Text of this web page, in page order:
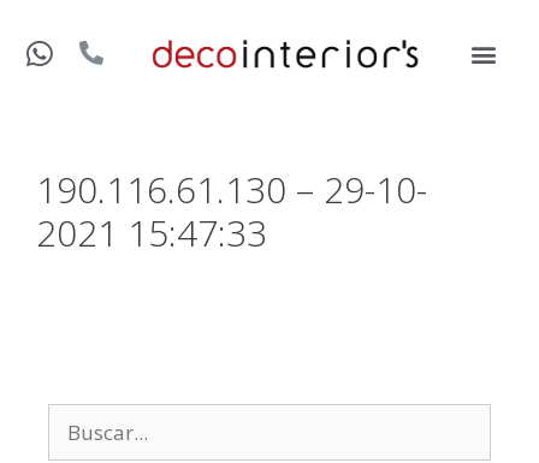
190.116.61.130 – 29-10-
2021 15:47:33